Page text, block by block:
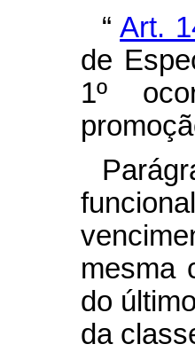
“Art.
de
1º
mesma
do
da